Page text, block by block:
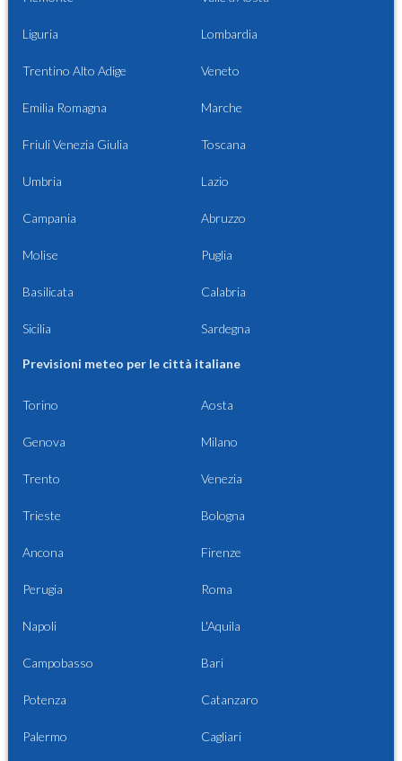
Liguria Lombardia
Trentino Alto Adige Veneto
Emilia Romagna Marche
Friuli Venezia Giulia Toscana
Umbria Lazio
Campania Abruzzo
Molise Puglia
Basilicata Calabria
Sicilia Sardegna
Previsioni meteo per le città italiane
Torino Aosta
Genova Milano
Trento Venezia
Trieste Bologna
Ancona Firenze
Perugia Roma
Napoli L'Aquila
Campobasso Bari
Potenza Catanzaro
Palermo Cagliari